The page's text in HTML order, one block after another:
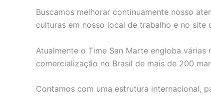
Buscamos melhorar continuamente nosso
culturas em nosso local de trabalho e no site
Atualmente o Time San Marte engloba
comercialização no Brasil de mais de 200
Contamos com uma estrutura internacional,